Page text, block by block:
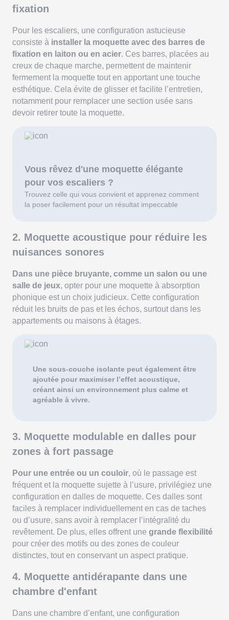
fixation
Pour les escaliers, une configuration astucieuse
consiste à installer la moquette avec des barres de
fixation en laiton ou en acier. Ces barres, placées au
creux de chaque marche, permettent de maintenir
fermement la moquette tout en apportant une touche
esthétique. Cela évite de glisser et facilite l’entretien,
notamment pour remplacer une section usée sans
devoir retirer toute la moquette.
Vous rêvez d'une moquette élégante
pour vos escaliers ?
Trouvez celle qui vous convient et apprenez comment
la poser facilement pour un résultat impeccable
2. Moquette acoustique pour réduire les
nuisances sonores
Dans une pièce bruyante, comme un salon ou une
salle de jeux, opter pour une moquette à absorption
phonique est un choix judicieux. Cette configuration
réduit les bruits de pas et les échos, surtout dans les
appartements ou maisons à étages.
Une sous-couche isolante peut également être
ajoutée pour maximiser l’effet acoustique,
créant ainsi un environnement plus calme et
agréable à vivre.
3. Moquette modulable en dalles pour
zones à fort passage
Pour une entrée ou un couloir, où le passage est
fréquent et la moquette sujette à l’usure, privilégiez une
configuration en dalles de moquette. Ces dalles sont
faciles à remplacer individuellement en cas de taches
ou d’usure, sans avoir à remplacer l’intégralité du
revêtement. De plus, elles offrent une grande flexibilité
pour créer des motifs ou des zones de couleur
distinctes, tout en conservant un aspect pratique.
4. Moquette antidérapante dans une
chambre d'enfant
Dans une chambre d’enfant, une configuration